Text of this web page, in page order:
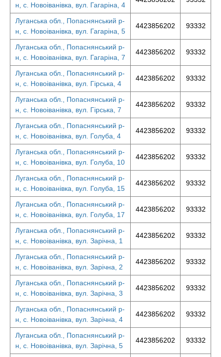
н, с. Новоіванівка, вул. Гагаріна, 4
Луганська обл., Попаснянський р-
н, с. Новоіванівка, вул. Гагаріна, 5
4423856202 93332
Луганська обл., Попаснянський р-
н, с. Новоіванівка, вул. Гагаріна, 7
4423856202 93332
Луганська обл., Попаснянський р-
н, с. Новоіванівка, вул. Гірська, 4
4423856202 93332
Луганська обл., Попаснянський р-
н, с. Новоіванівка, вул. Гірська, 7
4423856202 93332
Луганська обл., Попаснянський р-
н, с. Новоіванівка, вул. Голуба, 4
4423856202 93332
Луганська обл., Попаснянський р-
н, с. Новоіванівка, вул. Голуба, 10
4423856202 93332
Луганська обл., Попаснянський р-
н, с. Новоіванівка, вул. Голуба, 15
4423856202 93332
Луганська обл., Попаснянський р-
н, с. Новоіванівка, вул. Голуба, 17
4423856202 93332
Луганська обл., Попаснянський р-
н, с. Новоіванівка, вул. Зарічна, 1
4423856202 93332
Луганська обл., Попаснянський р-
н, с. Новоіванівка, вул. Зарічна, 2
4423856202 93332
Луганська обл., Попаснянський р-
н, с. Новоіванівка, вул. Зарічна, 3
4423856202 93332
Луганська обл., Попаснянський р-
н, с. Новоіванівка, вул. Зарічна, 4
4423856202 93332
Луганська обл., Попаснянський р-
н, с. Новоіванівка, вул. Зарічна, 5
4423856202 93332